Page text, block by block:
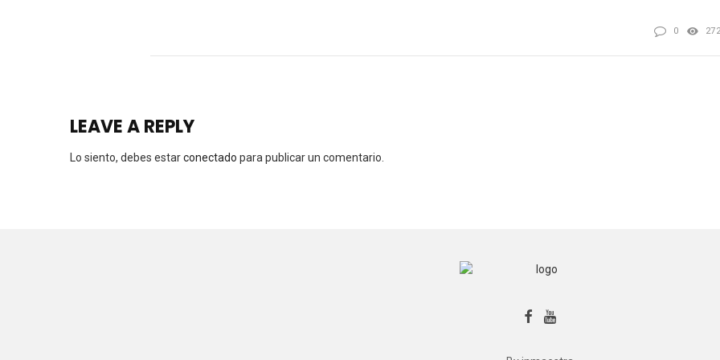
0 272
LEAVE A REPLY
Lo siento, debes estarconectado para publicar un comentario.